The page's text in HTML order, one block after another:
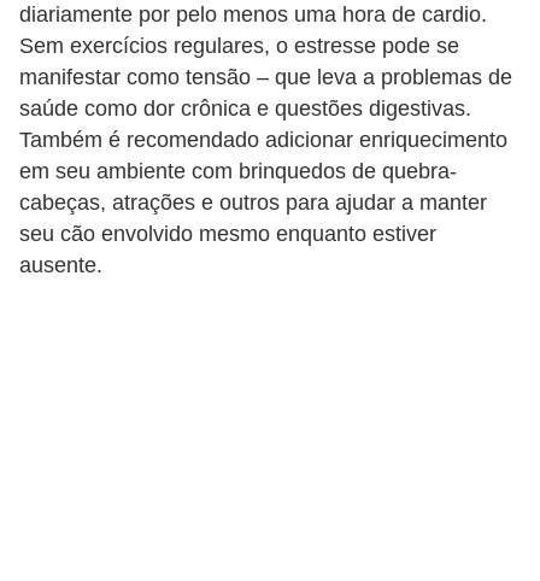
diariamente por pelo menos uma hora de cardio.
Sem exercícios regulares, o estresse pode se
manifestar como tensão – que leva a problemas de
saúde como dor crônica e questões digestivas.
Também é recomendado adicionar enriquecimento
em seu ambiente com brinquedos de quebra-
cabeças, atrações e outros para ajudar a manter
seu cão envolvido mesmo enquanto estiver
ausente.
a
s
d
e
a
n
i
m